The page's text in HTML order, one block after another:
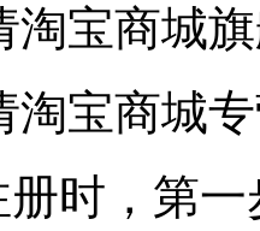
淘宝商城
淘宝商城
时，第